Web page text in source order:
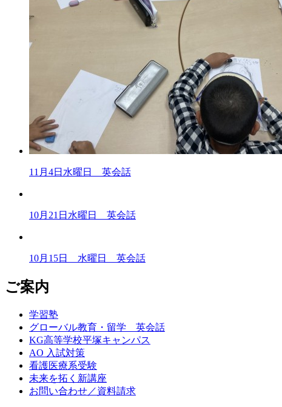
11月4日水曜日 英会話
10月21日水曜日 英会話
10月15日 水曜日 英会話
ご案内
学習塾
グローバル教育・留学 英会話
KG高等学校平塚キャンパス
AO 入試対策
看護医療系受験
未来を拓く新講座
お問い合わせ／資料請求